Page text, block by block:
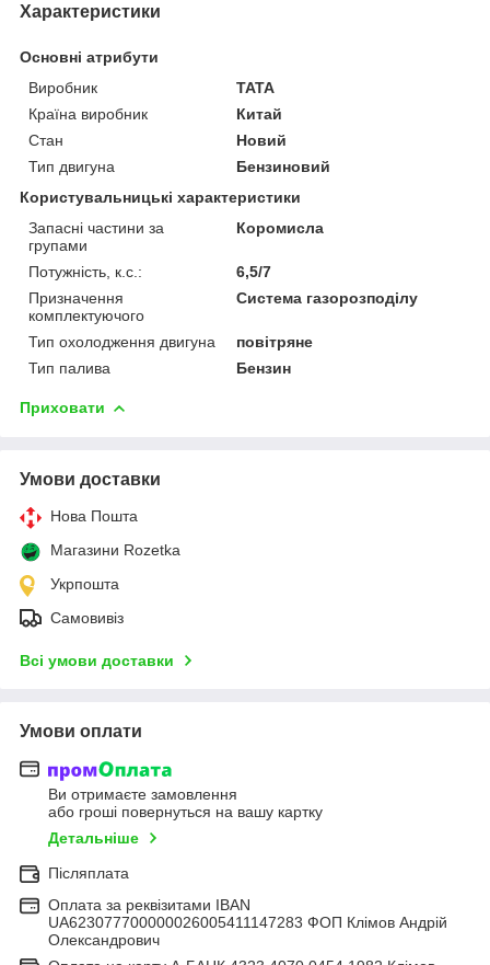
Характеристики
Основні атрибути
Виробник
TATA
Країна виробник
Китай
Стан
Новий
Тип двигуна
Бензиновий
Користувальницькі характеристики
Запасні частини за
групами
Коромисла
Потужність, к.с.:
6,5/7
Призначення
комплектуючого
Система газорозподілу
Тип охолодження двигуна
повітряне
Тип палива
Бензин
Приховати
Умови доставки
Нова Пошта
Магазини Rozetka
Укрпошта
Самовивіз
Всі умови доставки
Умови оплати
Ви отримаєте замовлення
або гроші повернуться на вашу картку
Детальніше
Післяплата
Оплата за реквізитами IBAN
UA623077700000026005411147283 ФОП Клімов Андрій
Олександрович